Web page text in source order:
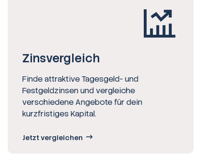
Zinsvergleich
Finde attraktive Tagesgeld- und
Festgeldzinsen und vergleiche
verschiedene Angebote für dein
kurzfristiges Kapital.
Jetzt vergleichen